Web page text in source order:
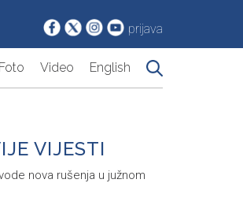
prijava
Foto Video English
VIJESTI
nova rušenja u južnom